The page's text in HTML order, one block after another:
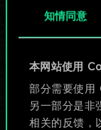
知情同意
本网站使用
部分需要使用
另一部分是非
相关的反馈，
目前
牌，